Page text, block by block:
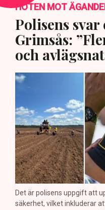
HOTEN MOT
Polisens
Grimsås:
och
Det är polisens uppgift att
säkerhet, vilket inkluderar